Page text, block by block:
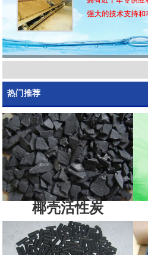
热门推荐
椰壳活性炭